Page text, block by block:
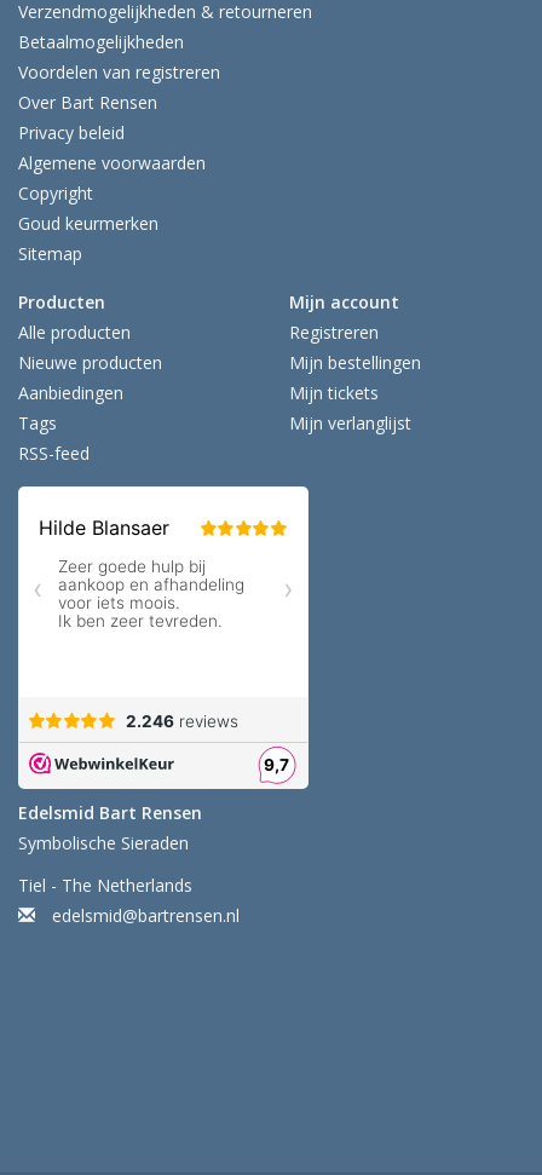
Verzendmogelijkheden & retourneren
Betaalmogelijkheden
Voordelen van registreren
Over Bart Rensen
Privacy beleid
Algemene voorwaarden
Copyright
Goud keurmerken
Sitemap
Producten
Alle producten
Nieuwe producten
Aanbiedingen
Tags
RSS-feed
Mijn account
Registreren
Mijn bestellingen
Mijn tickets
Mijn verlanglijst
Edelsmid Bart Rensen
Symbolische Sieraden
Tiel - The Netherlands
edelsmid@bartrensen.nl